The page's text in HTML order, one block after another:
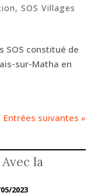
, SOS Villages
SOS constitué de
sur-Matha en
Entrées suivantes »
la
2023